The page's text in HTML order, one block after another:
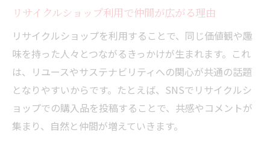
リサイクルショップ利用で仲間が広がる理由
リサイクルショップを利用することで、同じ価値観や趣
味を持った人々とつながるきっかけが生まれます。これ
は、リユースやサステナビリティへの関心が共通の話題
となりやすいからです。たとえば、SNSでリサイクルシ
ョップでの購入品を投稿することで、共感やコメントが
集まり、自然と仲間が増えていきます。